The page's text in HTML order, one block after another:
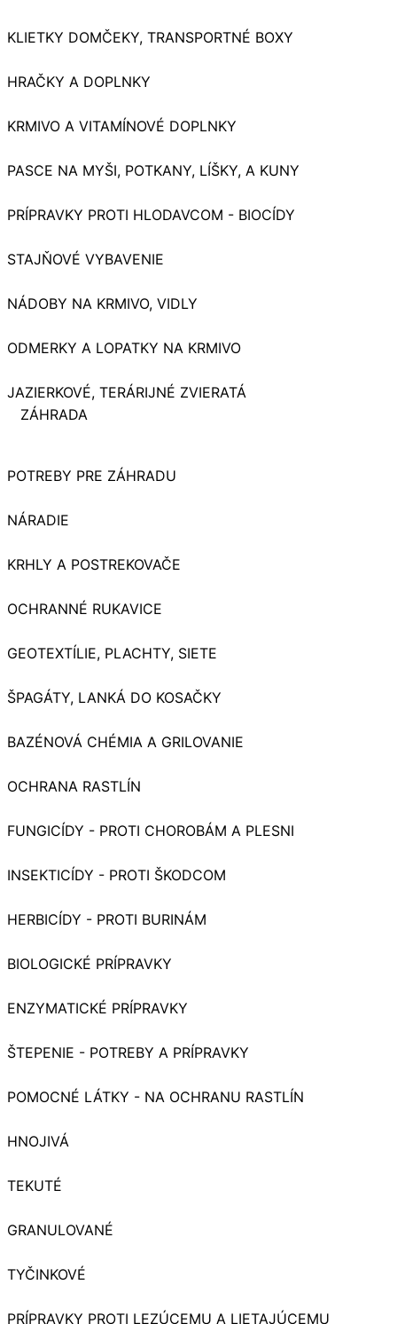
KLIETKY DOMČEKY, TRANSPORTNÉ BOXY
HRAČKY A DOPLNKY
KRMIVO A VITAMÍNOVÉ DOPLNKY
PASCE NA MYŠI, POTKANY, LÍŠKY, A KUNY
PRÍPRAVKY PROTI HLODAVCOM - BIOCÍDY
STAJŇOVÉ VYBAVENIE
NÁDOBY NA KRMIVO, VIDLY
ODMERKY A LOPATKY NA KRMIVO
JAZIERKOVÉ, TERÁRIJNÉ ZVIERATÁ
ZÁHRADA
POTREBY PRE ZÁHRADU
NÁRADIE
KRHLY A POSTREKOVAČE
OCHRANNÉ RUKAVICE
GEOTEXTÍLIE, PLACHTY, SIETE
ŠPAGÁTY, LANKÁ DO KOSAČKY
BAZÉNOVÁ CHÉMIA A GRILOVANIE
OCHRANA RASTLÍN
FUNGICÍDY - PROTI CHOROBÁM A PLESNI
INSEKTICÍDY - PROTI ŠKODCOM
HERBICÍDY - PROTI BURINÁM
BIOLOGICKÉ PRÍPRAVKY
ENZYMATICKÉ PRÍPRAVKY
ŠTEPENIE - POTREBY A PRÍPRAVKY
POMOCNÉ LÁTKY - NA OCHRANU RASTLÍN
HNOJIVÁ
TEKUTÉ
GRANULOVANÉ
TYČINKOVÉ
PRÍPRAVKY PROTI LEZÚCEMU A LIETAJÚCEMU